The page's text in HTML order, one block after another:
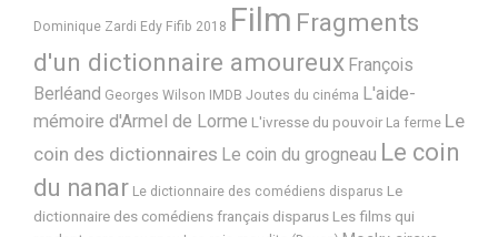
Dominique Zardi Edy Fifib 2018 Film Fragments
d'un dictionnaire amoureux François
Berléand Georges Wilson IMDB Joutes du cinéma L'aide-
mémoire d'Armel de Lorme L'ivresse du pouvoir La ferme Le
coin des dictionnaires Le coin du grogneau Le coin
du nanar Le dictionnaire des comédiens disparus Le
dictionnaire des comédiens français disparus Les films qui